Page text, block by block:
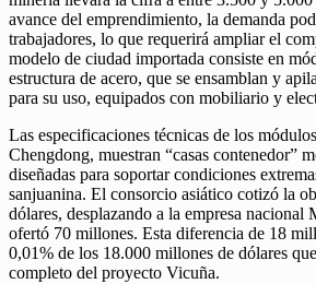
avance del emprendimiento, la demanda
trabajadores, lo que requerirá ampliar el
modelo de ciudad importada consiste en
estructura de acero, que se ensamblan y
para su uso, equipados con mobiliario y
Las especificaciones técnicas de los
Chengdong, muestran “casas contenedor”
diseñadas para soportar condiciones
sanjuanina. El consorcio asiático cotizó la
dólares, desplazando a la empresa nacional
ofertó 70 millones. Esta diferencia de 18
0,01% de los 18.000 millones de dólares
completo del proyecto Vicuña.